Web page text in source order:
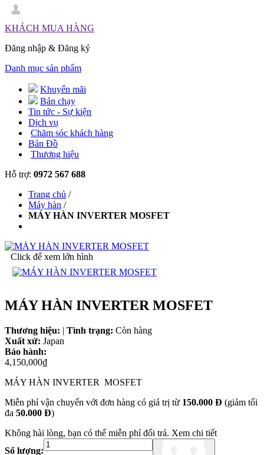
KHÁCH MUA HÀNG
Đăng nhập & Đăng ký
Danh mục sản phẩm
Khuyến mãi
Bán chạy
Tin tức - Sự kiện
Dịch vụ
Chăm sóc khách hàng
Bản Đồ
Thương hiệu
Hỗ trợ: 0972 567 688
Trang chủ /
Máy hàn /
MÁY HÀN INVERTER MOSFET
Click để xem lớn hình
MÁY HÀN INVERTER MOSFET
Thương hiệu: | Tình trạng: Còn hàng
Xuất xứ: Japan
Bảo hành:
4,150,000₫
MÁY HÀN INVERTER MOSFET
Miễn phí vận chuyển với đơn hàng có giá trị từ 150.000 Đ (giảm tối
đa 50.000 Đ)
Không hài lòng, bạn có thể miễn phí đổi trả. Xem chi tiết
Số lượng: